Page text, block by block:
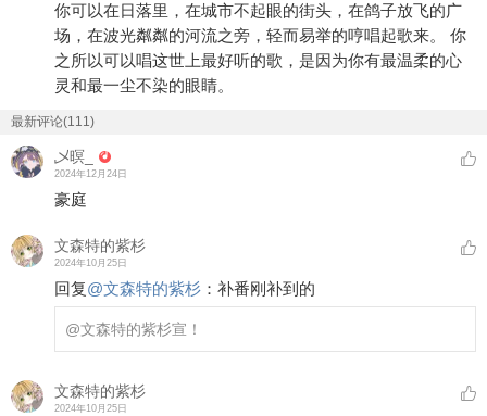
你可以在日落里，在城市不起眼的街头，在鸽子放飞的广
场，在波光粼粼的河流之旁，轻而易举的哼唱起歌来。 你
之所以可以唱这世上最好听的歌，是因为你有最温柔的心
灵和最一尘不染的眼睛。
最新评论(111)
乄暝_
2024年12月24日
豪庭
文森特的紫杉
2024年10月25日
回复@文森特的紫杉 ： 补番刚补到的
@文森特的紫杉宣！
文森特的紫杉
2024年10月25日